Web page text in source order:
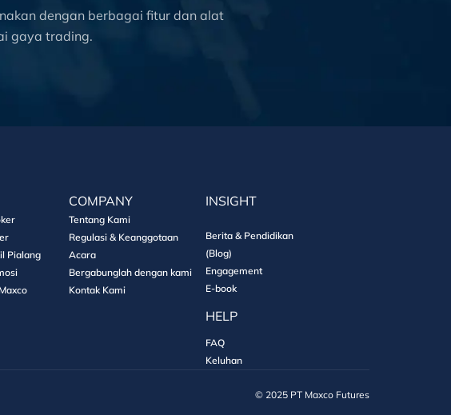
dengan berbagai fitur dan alat
gaya trading.
Pialang
COMPANY
Tentang Kami
Regulasi & Keanggotaan
Acara
Bergabunglah dengan kami
Kontak Kami
INSIGHT
Berita & Pendidikan
(Blog)
Engagement
E-book
HELP
FAQ
Keluhan
©️ 2025 PT Maxco Futures